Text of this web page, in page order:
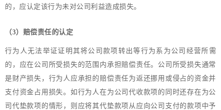
的，应认定该行为未对公司利益造成损失。
（3）赔偿责任的认定
行为人无法举证证明其将公司款项转出等行为系为公司经营所需
的，应在公司所受损失的范围内承担赔偿责任。公司所受损失通常
是财产损失，行为人应承担的赔偿责任为返还挪用或侵占的资金并
支付资金占用损失。如行为人在为公司代收款项的同时还存在为公
司代垫款项的情形，则应将其代垫款项从应向公司支付的款项中予